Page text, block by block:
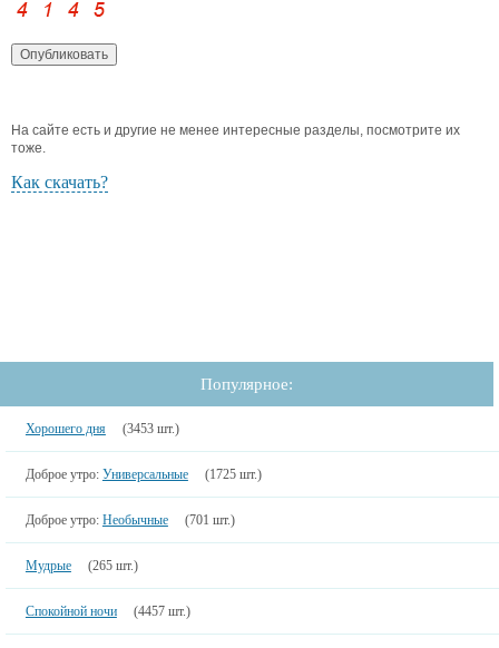
На сайте есть и другие не менее интересные разделы, посмотрите их
тоже.
Как скачать?
Популярное:
Хорошего дня (3453 шт.)
Доброе утро: Универсальные (1725 шт.)
Доброе утро: Необычные (701 шт.)
Мудрые (265 шт.)
Спокойной ночи (4457 шт.)